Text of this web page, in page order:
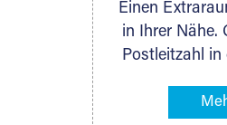
Einen
in Ihrer Nähe.
Postleitzahl in
Partners mit